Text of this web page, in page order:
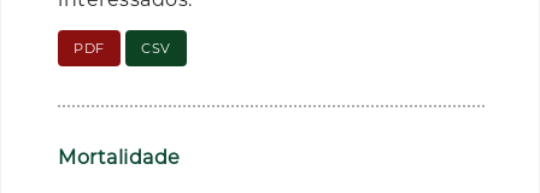
PDF CSV
Mortalidade